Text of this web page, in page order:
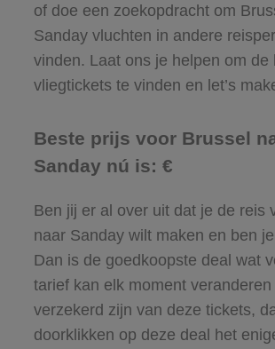
of doe een zoekopdracht om
Sanday vluchten in andere
vinden. Laat ons je helpen om de
vliegtickets te vinden en let’s
Beste prijs voor Brussel
Sanday nú is: €
Ben jij er al over uit dat je de reis
naar Sanday wilt maken en ben
Dan is de goedkoopste deal wat
tarief kan elk moment
verzekerd zijn van deze tickets,
doorklikken op deze deal het